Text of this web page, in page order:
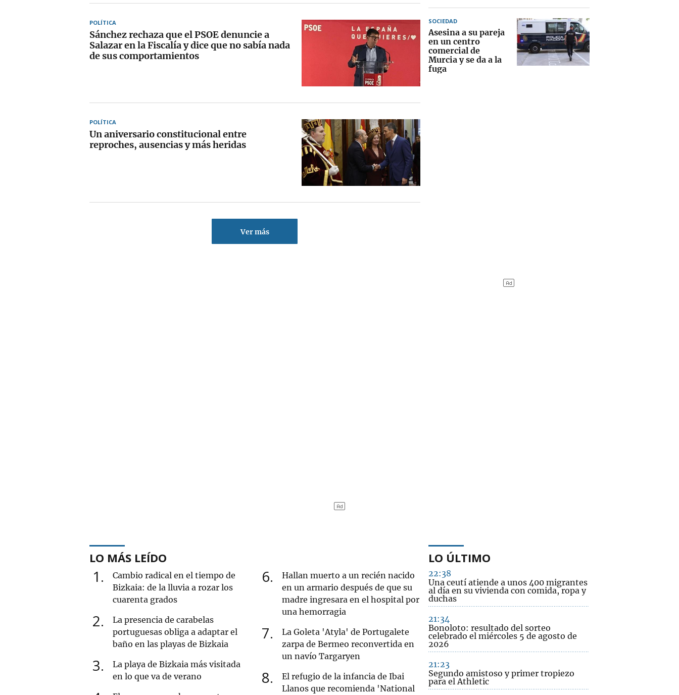
POLÍTICA
Sánchez rechaza que el PSOE denuncie a
Salazar en la Fiscalía y dice que no sabía nada
de sus comportamientos
POLÍTICA
Un aniversario constitucional entre
reproches, ausencias y más heridas
Ver más
SOCIEDAD
Asesina a su pareja
en un centro
comercial de
Murcia y se da a la
fuga
LO MÁS LEÍDO
1
Cambio radical en el tiempo de
Bizkaia: de la lluvia a rozar los
cuarenta grados
2
La presencia de carabelas
portuguesas obliga a adaptar el
baño en las playas de Bizkaia
3
La playa de Bizkaia más visitada
en lo que va de verano
6
Hallan muerto a un recién nacido
en un armario después de que su
madre ingresara en el hospital por
una hemorragia
7
La Goleta 'Atyla' de Portugalete
zarpa de Bermeo reconvertida en
un navío Targaryen
8
El refugio de la infancia de Ibai
Llanos que recomienda 'National
LO ÚLTIMO
22:38
Una ceutí atiende a unos 400 migrantes
al día en su vivienda con comida, ropa y
duchas
21:34
Bonoloto: resultado del sorteo
celebrado el miércoles 5 de agosto de
2026
21:23
Segundo amistoso y primer tropiezo
para el Athletic